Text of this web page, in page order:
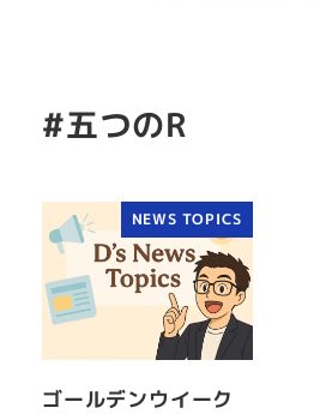
#五つのR
NEWS TOPICS
ゴールデンウイーク